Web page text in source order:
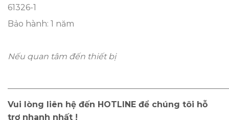
61326-1
Bảo hành: 1 năm
Nếu quan tâm đến thiết bị
Vui lòng liên hệ đến HOTLINE để chúng tôi hỗ
trợ nhanh nhất !